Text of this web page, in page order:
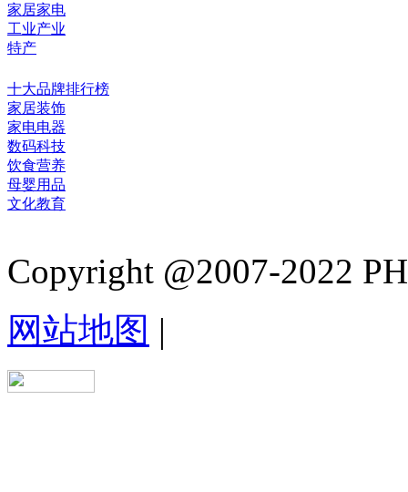
家居家电
工业产业
特产
十大品牌排行榜
家居装饰
家电电器
数码科技
饮食营养
母婴用品
文化教育
Copyright @2007-2022
网站地图 |